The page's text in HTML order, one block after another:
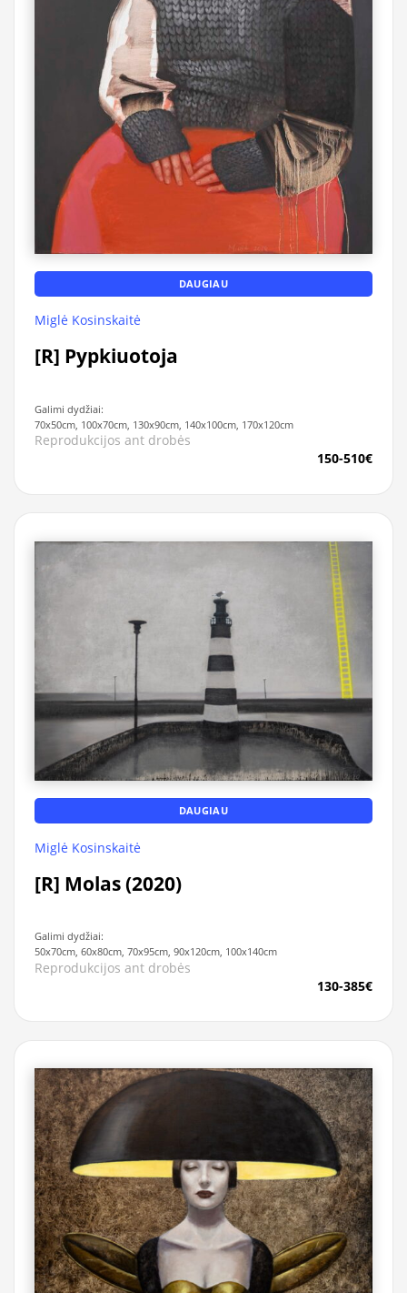
DAUGIAU
Miglė Kosinskaitė
[R] Pypkiuotoja
Galimi dydžiai:
70x50cm, 100x70cm, 130x90cm, 140x100cm, 170x120cm
Reprodukcijos ant drobės
150-510€
DAUGIAU
Miglė Kosinskaitė
[R] Molas (2020)
Galimi dydžiai:
50x70cm, 60x80cm, 70x95cm, 90x120cm, 100x140cm
Reprodukcijos ant drobės
130-385€